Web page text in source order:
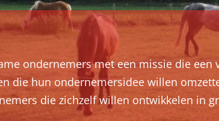
ondernemers met een missie die
die hun ondernemersidee willen
die zichzelf willen ontwikkelen in